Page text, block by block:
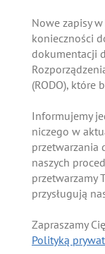
Nowe zapisy
konieczności
dokumentacji
(RODO), które
Informujemy
niczego w
przetwarzania
naszych
przetwarzamy
przysługują
Zapraszamy
Polityką